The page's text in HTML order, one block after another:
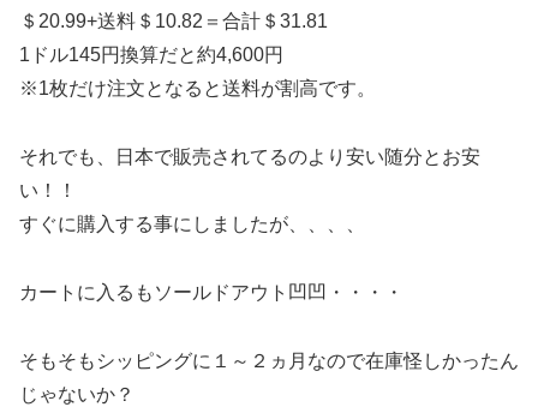
＄20.99+送料＄10.82＝合計＄31.81
1ドル145円換算だと約4,600円
※1枚だけ注文となると送料が割高です。
それでも、日本で販売されてるのより安い随分とお安
い！！
すぐに購入する事にしましたが、、、、
カートに入るもソールドアウト凹凹・・・・
そもそもシッピングに１～２ヵ月なので在庫怪しかったん
じゃないか？